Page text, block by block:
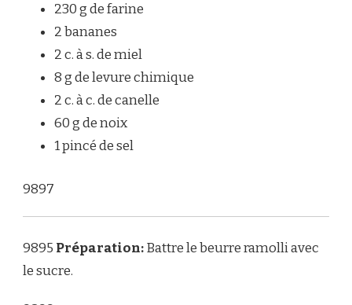
230 g de farine
2 bananes
2 c. à s. de miel
8 g de levure chimique
2 c. à c. de canelle
60 g de noix
1 pincé de sel
9897
9895 Préparation:Battre le beurre ramolli avec
le sucre.